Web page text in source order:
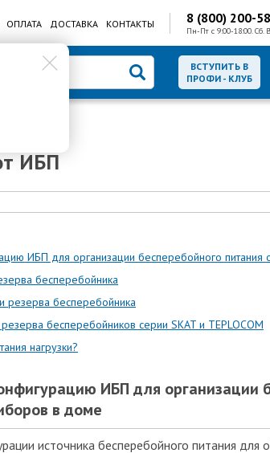
ОПЛАТА ДОСТАВКА КОНТАКТЫ 8 (800) 200-
Пн-Пт с 9:00-18:00. Сб.
ВСТУПИТЬ В
ПРОФИ - КЛУБ
ИБП
ИБП для организации бесперебойного
бесперебойника
резерва бесперебойника
бесперебойников серии SKAT и TEPLOCOM
нагрузки?
ИБП для организации
в доме
источника бесперебойного питания для